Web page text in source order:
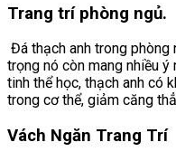
Trang trí phòng ngủ.
Đá thạch anh trong
trọng nó còn mang nhiều
tinh thể học, thạch anh có
trong cơ thể, giảm căng
Vách Ngăn Trang Trí